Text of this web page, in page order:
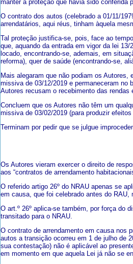
manter a proteção que havia sido conferida
O contrato dos autos (celebrado a 01/11/
arrendatários, aqui réus, tinham àquela
Tal proteção justifica-se, pois, face ao
que, aquando da entrada em vigor da lei
locado, encontrando-se, ademais, em
reforma), quer de saúde (encontrando-se,
Mais alegaram que não podiam os
missiva de 03/12/2019 e permaneceram no
Autores recusam o recebimento das
Concluem que os Autores não têm um
missiva de 03/02/2019 (para produzir
Terminam por pedir que se julgue
Os Autores vieram exercer o direito de
aos “contratos de arrendamento
O referido artigo 26º do NRAU apenas se
em causa, que foi celebrado antes do RAU,
O art.º 26º aplica-se também, por força do
transitado para o NRAU.
O contrato de arrendamento em causa nos
autos a transição ocorreu em 1 de julho de
sua contestação) não é aplicável ao
em momento em que aquela Lei já não se